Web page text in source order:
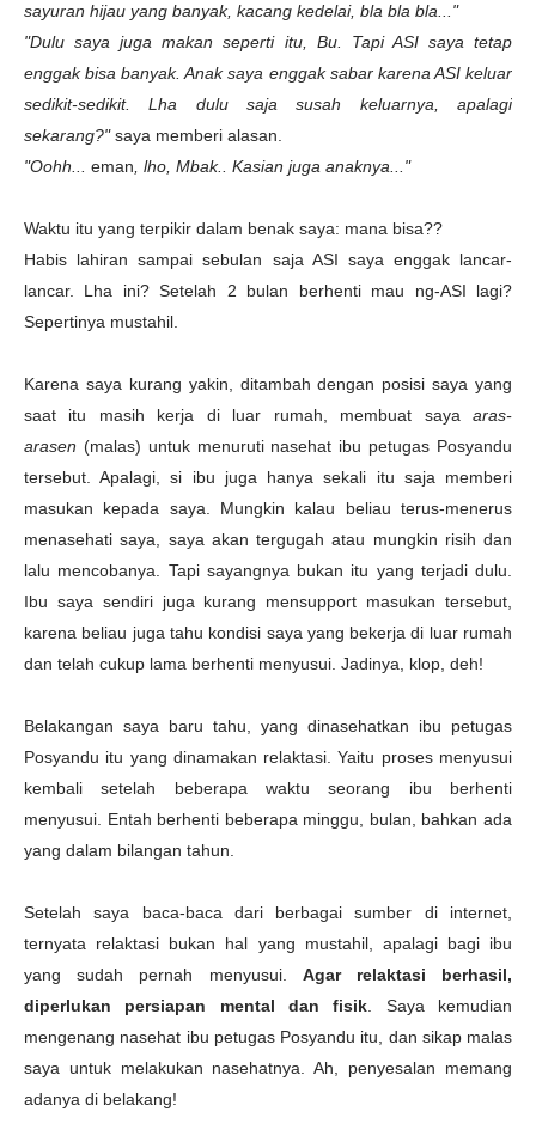
sayuran hijau yang banyak, kacang kedelai, bla bla bla..."
"Dulu saya juga makan seperti itu, Bu. Tapi ASI saya tetap
enggak bisa banyak. Anak saya enggak sabar karena ASI keluar
sedikit-sedikit. Lha dulu saja susah keluarnya, apalagi
sekarang?"saya memberi alasan.
"Oohh... eman , lho, Mbak.. Kasian juga anaknya..."
Waktu itu yang terpikir dalam benak saya: mana bisa??
Habis lahiran sampai sebulan saja ASI saya enggak lancar-
lancar. Lha ini? Setelah 2 bulan berhenti mau ng-ASI lagi?
Sepertinya mustahil.
Karena saya kurang yakin, ditambah dengan posisi saya yang
saat itu masih kerja di luar rumah, membuat saya aras-
arasen (malas) untuk menuruti nasehat ibu petugas Posyandu
tersebut. Apalagi, si ibu juga hanya sekali itu saja memberi
masukan kepada saya. Mungkin kalau beliau terus-menerus
menasehati saya, saya akan tergugah atau mungkin risih dan
lalu mencobanya. Tapi sayangnya bukan itu yang terjadi dulu.
Ibu saya sendiri juga kurang mensupport masukan tersebut,
karena beliau juga tahu kondisi saya yang bekerja di luar rumah
dan telah cukup lama berhenti menyusui. Jadinya, klop, deh!
Belakangan saya baru tahu, yang dinasehatkan ibu petugas
Posyandu itu yang dinamakan relaktasi. Yaitu proses menyusui
kembali setelah beberapa waktu seorang ibu berhenti
menyusui. Entah berhenti beberapa minggu, bulan, bahkan ada
yang dalam bilangan tahun.
Setelah saya baca-baca dari berbagai sumber di internet,
ternyata relaktasi bukan hal yang mustahil, apalagi bagi ibu
yang sudah pernah menyusui. Agar relaktasi berhasil,
diperlukan persiapan mental dan fisik . Saya kemudian
mengenang nasehat ibu petugas Posyandu itu, dan sikap malas
saya untuk melakukan nasehatnya. Ah, penyesalan memang
adanya di belakang!